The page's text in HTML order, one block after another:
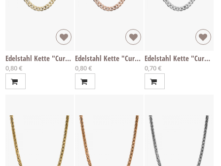
Edelstahl Kette "Curb Chain gold" per cm
0,80 €
Edelstahl Kette "Curb Chain rosé" per cm
0,80 €
Edelstahl Kette "Curb Chain" per cm
0,70 €